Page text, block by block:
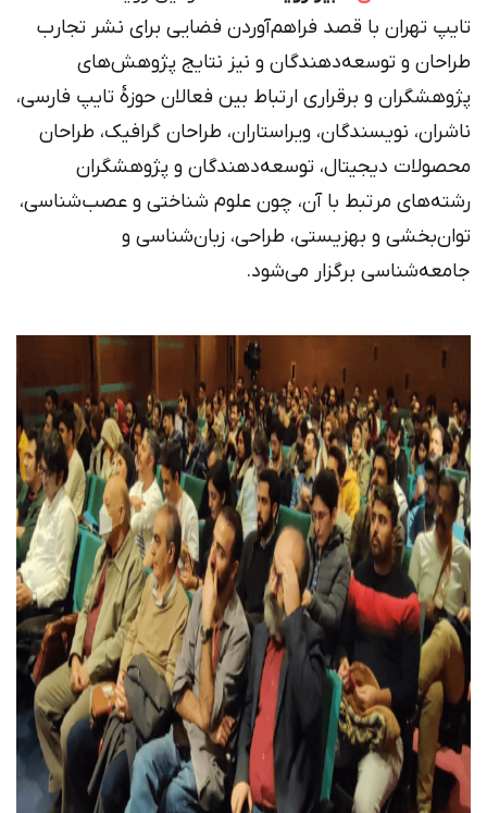
تایپ تهران با قصد فراهم‌آوردن فضایی برای نشر تجارب
طراحان و توسعه‌دهندگان و نیز نتایج پژوهش‌های
پژوهشگران و برقراری ارتباط بین فعالان حوزۀ تایپ فارسی،
ناشران، نویسندگان، ویراستاران، طراحان گرافیک، طراحان
محصولات دیجیتال، توسعه‌دهندگان و پژوهشگران
رشته‌های مرتبط با آن، چون علوم شناختی و عصب‌شناسی،
توان‌بخشی و بهزیستی، طراحی، زبان‌شناسی و
جامعه‌شناسی برگزار می‌شود.